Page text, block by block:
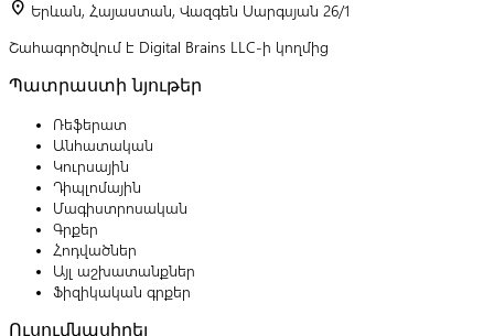
location_on Երևան, Հայաստան, Վազգեն Սարգսյան 26/1
Շահագործվում է Digital Brains LLC-ի կողմից
Պատրաստի նյութեր
Ռեֆերատ
Անհատական
Կուրսային
Դիպլոմային
Մագիստրոսական
Գրքեր
Հոդվածներ
Այլ աշխատանքներ
Ֆիզիկական գրքեր
Ուսումնասիրել